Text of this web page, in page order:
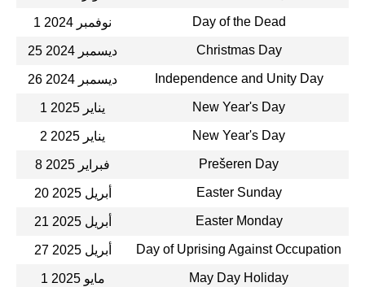
1 نوفمبر 2024 Day of the Dead
25 ديسمبر 2024 Christmas Day
26 ديسمبر 2024 Independence and Unity Day
1 يناير 2025 New Year's Day
2 يناير 2025 New Year's Day
8 فبراير 2025 Prešeren Day
20 أبريل 2025 Easter Sunday
21 أبريل 2025 Easter Monday
27 أبريل 2025 Day of Uprising Against Occupation
1 مايو 2025 May Day Holiday